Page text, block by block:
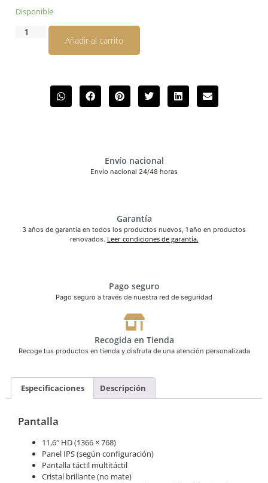
Disponible
Añadir al carrito
Envío nacional
Envío nacional 24/48 horas
Garantía
3 años de garantía en todos los productos nuevos, 1 año en productos
renovados. Leer condiciones de garantía.
Pago seguro
Pago seguro a través de nuestra red de seguridad
Recogida en Tienda
Recoge tus productos en tienda y disfruta de una atención personalizada
Especificaciones Descripción
Pantalla
11,6″ HD (1366 × 768)
Panel IPS (según configuración)
Pantalla táctil multitáctil
Cristal brillante (no mate)